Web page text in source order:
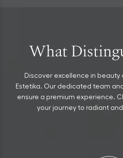
What
Discover excellence in
Estetika. Our dedicated team
ensure a premium experience.
your journey to radiant